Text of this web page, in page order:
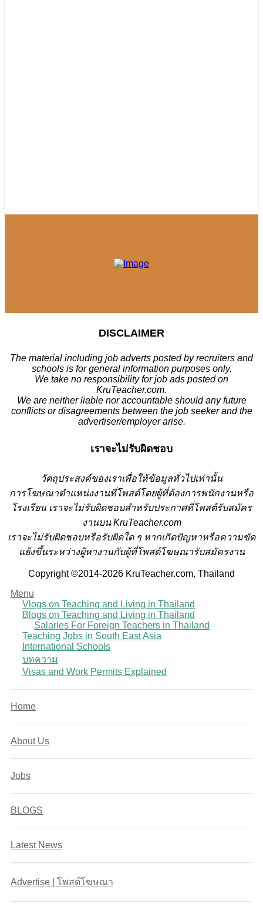
DISCLAIMER
The material including job adverts posted by recruiters and
schools is for general information purposes only.
We take no responsibility for job ads posted on
KruTeacher.com.
We are neither liable nor accountable should any future
conflicts or disagreements between the job seeker and the
advertiser/employer arise.
เราจะไม่รับผิดชอบ
วัตถุประสงค์ของเราเพื่อให้ข้อมูลทั่วไปเท่านั้น
การโฆษณาตำแหน่งงานที่โพสต์โดยผู้ที่ต้องการพนักงานหรือ
โรงเรียน เราจะไม่รับผิดชอบสำหรับประกาศที่โพสต์รับสมัคร
งานบน KruTeacher.com
เราจะไม่รับผิดชอบหรือรับผิดใด ๆ หากเกิดปัญหาหรือความขัด
แย้งขึ้นระหว่างผู้หางานกับผู้ที่โพสต์โฆษณารับสมัครงาน
Copyright ©2014-2026 KruTeacher.com, Thailand
Menu
Vlogs on Teaching and Living in Thailand
Blogs on Teaching and Living in Thailand
Salaries For Foreign Teachers in Thailand
Teaching Jobs in South East Asia
International Schools
บทความ
Visas and Work Permits Explained
Home
About Us
Jobs
BLOGS
Latest News
Advertise | โพสต์โฆษณา